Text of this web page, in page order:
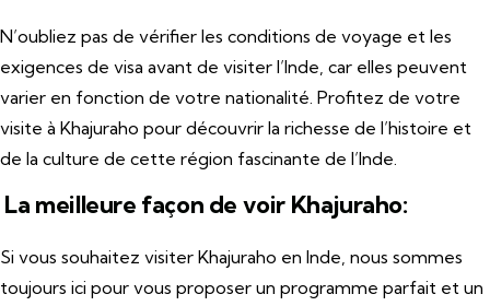
N’oubliez pas de vérifier les conditions de voyage et les
exigences de visa avant de visiter l’Inde, car elles peuvent
varier en fonction de votre nationalité. Profitez de votre
visite à Khajuraho pour découvrir la richesse de l’histoire et
de la culture de cette région fascinante de l’Inde.
La meilleure façon de voir Khajuraho:
Si vous souhaitez visiter Khajuraho en Inde, nous sommes
toujours ici pour vous proposer un programme parfait et un